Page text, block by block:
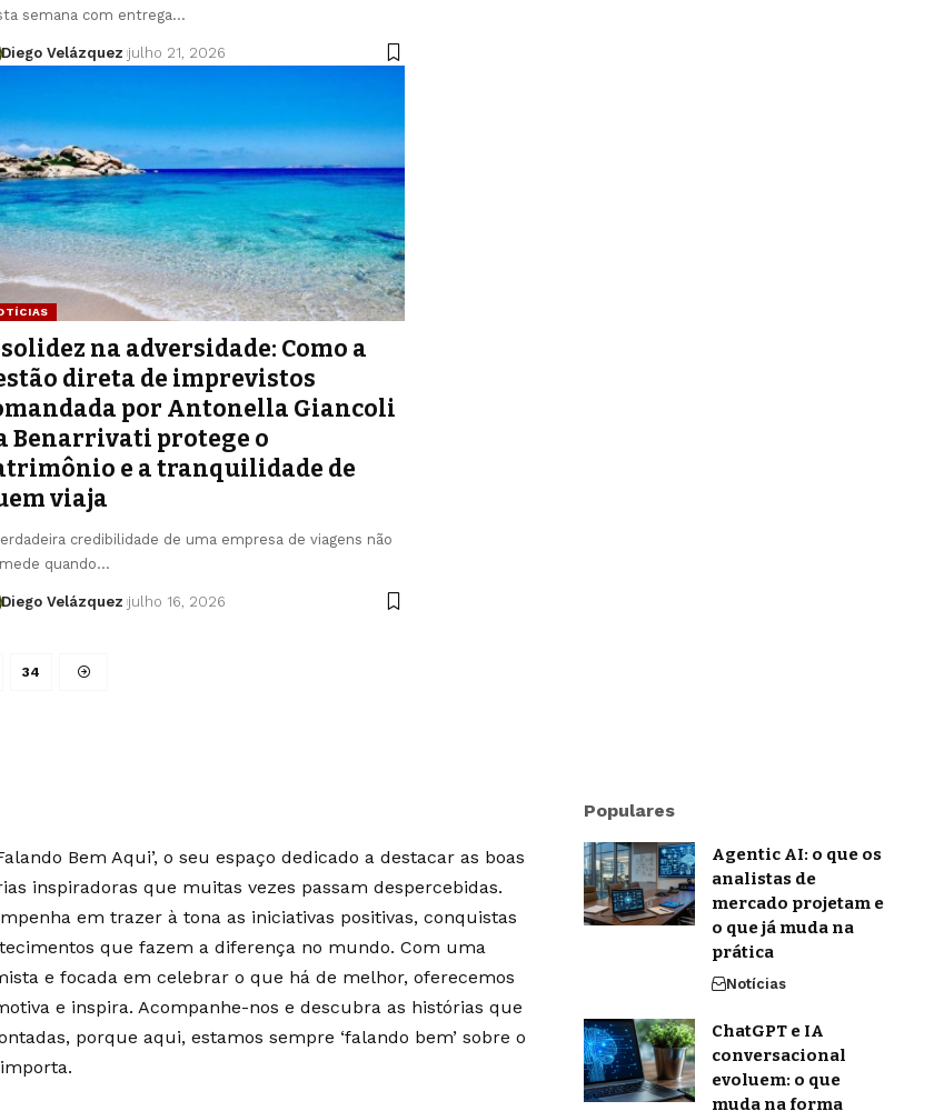
semana com entrega…
Diego Velázquez julho 21, 2026
na adversidade: Como a
direta de imprevistos
por Antonella Giancoli
Benarrivati protege o
e a tranquilidade de
viaja
credibilidade de uma empresa de viagens não
quando…
Diego Velázquez julho 16, 2026
34
Bem Aqui’, o seu espaço dedicado a destacar as boas
inspiradoras que muitas vezes passam despercebidas.
em trazer à tona as iniciativas positivas, conquistas
que fazem a diferença no mundo. Com uma
e focada em celebrar o que há de melhor, oferecemos
e inspira. Acompanhe-nos e descubra as histórias que
porque aqui, estamos sempre ‘falando bem’ sobre o
Populares
Agentic AI: o que os
analistas de
mercado projetam e
o que já muda na
prática
Notícias
ChatGPT e IA
conversacional
evoluem: o que
muda na forma